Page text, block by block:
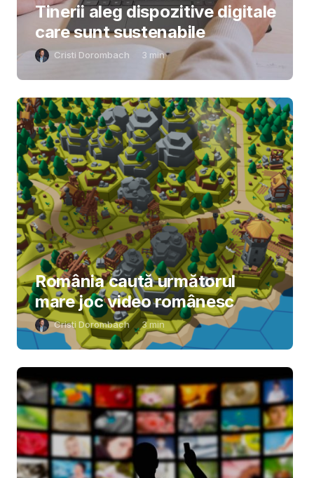
Tinerii aleg dispozitive digitale
care sunt sustenabile
Cristi Dorombach 3 min
România caută următorul
mare joc video românesc
Cristi Dorombach 3min